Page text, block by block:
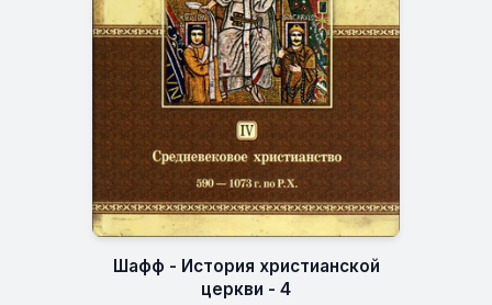
Шафф - История христианской
церкви - 4